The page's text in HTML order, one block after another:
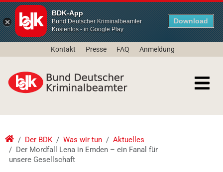
BDK-App
Bund Deutscher Kriminalbeamter
Kostenlos - in Google Play
Download
Kontakt Presse FAQ Anmeldung
Der BDK Was wir tun
Aktuelles
Der Mordfall Lena in Emden – ein Fanal für
unsere Gesellschaft